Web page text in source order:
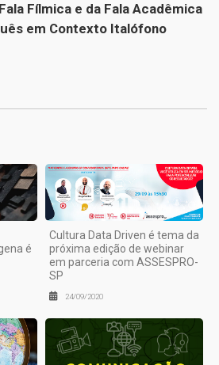
Fílmica e da Fala Acadêmica
em Contexto Italófono
é
Cultura Data Driven é tema da
próxima edição de webinar
em parceria com ASSESPRO-
SP
24/09/2020